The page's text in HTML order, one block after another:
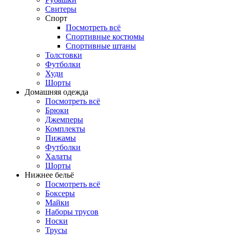
Свитеры
Спорт
Посмотреть всё
Спортивные костюмы
Спортивные штаны
Толстовки
Футболки
Худи
Шорты
Домашняя одежда
Посмотреть всё
Брюки
Джемперы
Комплекты
Пижамы
Футболки
Халаты
Шорты
Нижнее бельё
Посмотреть всё
Боксеры
Майки
Наборы трусов
Носки
Трусы